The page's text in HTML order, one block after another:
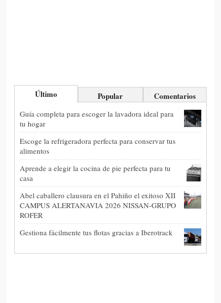
Último Popular Comentarios
Guía completa para escoger la lavadora ideal para
tu hogar
Escoge la refrigeradora perfecta para conservar tus
alimentos
Aprende a elegir la cocina de pie perfecta para tu
casa
Abel caballero clausura en el Pahiño el exitoso XII
CAMPUS ALERTANAVIA 2026 NISSAN-GRUPO
ROFER
Gestiona fácilmente tus flotas gracias a Iberotrack